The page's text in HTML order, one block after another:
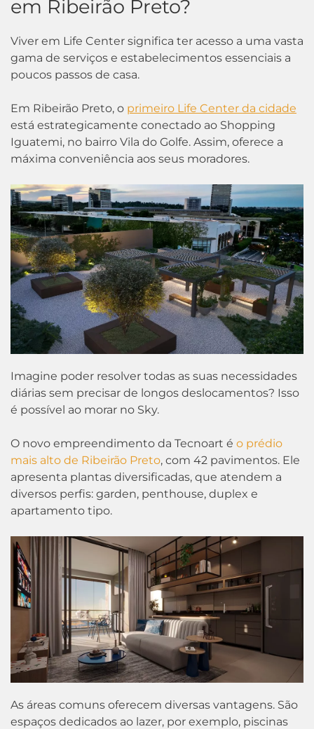
em Ribeirão Preto?
Viver em Life Center significa ter acesso a uma vasta
gama de serviços e estabelecimentos essenciais a
poucos passos de casa.
Em Ribeirão Preto, o primeiro Life Center da cidade
está estrategicamente conectado ao Shopping
Iguatemi, no bairro Vila do Golfe. Assim, oferece a
máxima conveniência aos seus moradores.
Imagine poder resolver todas as suas necessidades
diárias sem precisar de longos deslocamentos? Isso
é possível ao morar no Sky.
O novo empreendimento da Tecnoart é o prédio
mais alto de Ribeirão Preto, com 42 pavimentos. Ele
apresenta plantas diversificadas, que atendem a
diversos perfis: garden, penthouse, duplex e
apartamento tipo.
As áreas comuns oferecem diversas vantagens. São
espaços dedicados ao lazer, por exemplo, piscinas